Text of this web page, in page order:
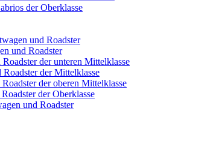
der Oberklasse
und Roadster
und Roadster
der unteren Mittelklasse
der Mittelklasse
der oberen Mittelklasse
der Oberklasse
und Roadster